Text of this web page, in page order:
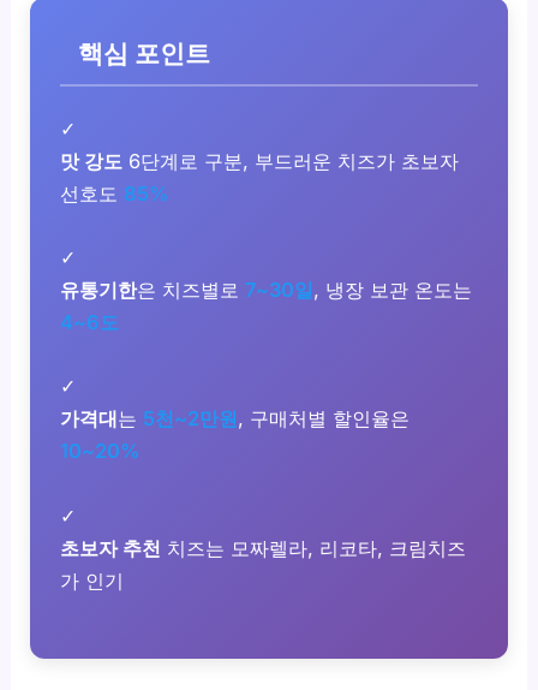
핵심 포인트
✓
맛 강도 6단계로 구분, 부드러운 치즈가 초보자
선호도 85%
✓
유통기한은 치즈별로7~30일, 냉장 보관 온도는
4~6도
✓
가격대는 5천~2만원, 구매처별 할인율은
10~20%
✓
초보자 추천 치즈는 모짜렐라, 리코타, 크림치즈
가 인기